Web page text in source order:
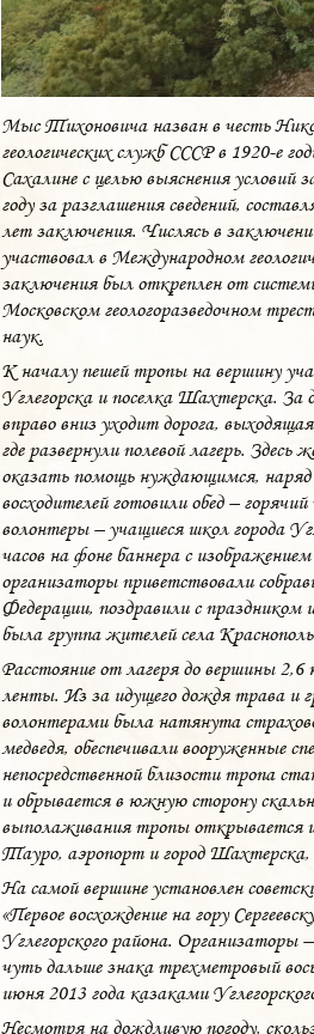
Мыс Тихоновича назван в честь
геологических служб СССР в 1920-е
Сахалине с целью выяснения
году за разглашения сведений,
лет заключения. Числясь в
участвовал в Международном
заключения был откреплен от
Московском геологоразведочном
наук.
К началу пешей тропы на вершину
Углегорска и поселка Шахтерска.
вправо вниз уходит дорога,
где развернули полевой лагерь.
оказать помощь нуждающимся,
восходителей готовили обед –
волонтеры – учащиеся школ города
часов на фоне баннера с
организаторы приветствовали
Федерации, поздравили с
была группа жителей села
Расстояние от лагеря до вершины
ленты. Из за идущего дождя трава и
волонтерами была натянута
медведя, обеспечивали вооруженные
непосредственной близости тропа
и обрывается в южную сторону
выполаживания тропы открывается
Тауро, аэропорт и город Шахтерска,
На самой вершине установлен
«Первое восхождение на гору
Углегорского района.
чуть дальше знака трехметровый
июня 2013 года казаками
Несмотря на дождливую погоду,